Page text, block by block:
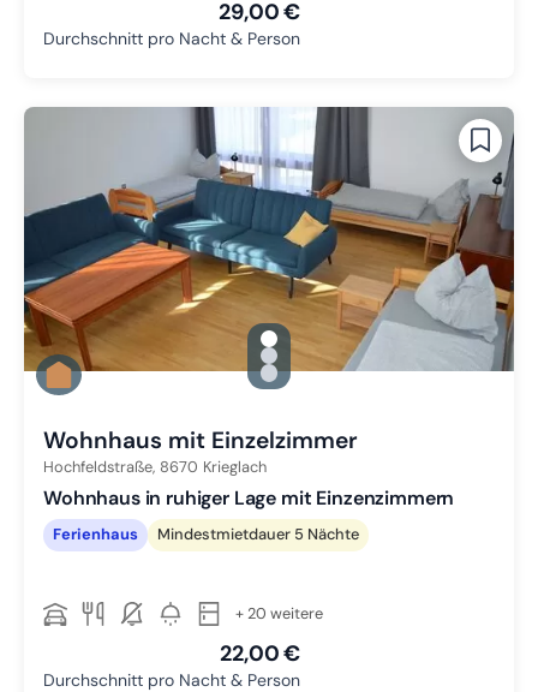
29,00 €
Durchschnitt pro Nacht & Person
gallery.slide_selector
Zu Slide 1 wechseln
Zu Slide 2 wechseln
Zu Slide 3 wechseln
Wohnhaus mit Einzelzimmer
Hochfeldstraße, 8670 Krieglach
Wohnhaus in ruhiger Lage mit Einzenzimmern
Ferienhaus Mindestmietdauer 5 Nächte
+ 20 weitere
22,00 €
Durchschnitt pro Nacht & Person